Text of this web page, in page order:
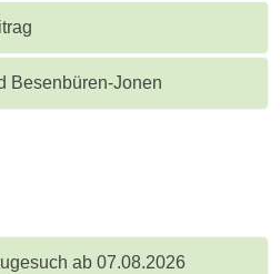
Besenbüren-Jonen
ab 07.08.2026